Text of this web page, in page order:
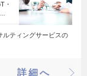
・
ルティングサービスの
詳細へ